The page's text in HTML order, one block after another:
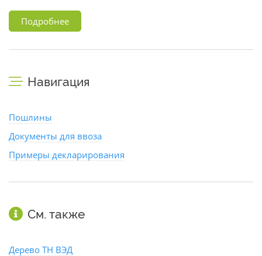
Подробнее
Навигация
Пошлины
Документы для ввоза
Примеры декларирования
См. также
Дерево ТН ВЭД